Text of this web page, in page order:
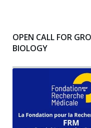
OPEN CALL FOR
BIOLOGY